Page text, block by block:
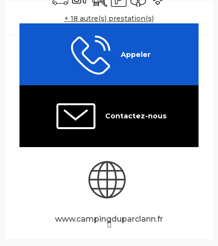
+ 18 autre(s) prestation(s)
Appeler
Contactez-nous
www.campingduparclann.fr